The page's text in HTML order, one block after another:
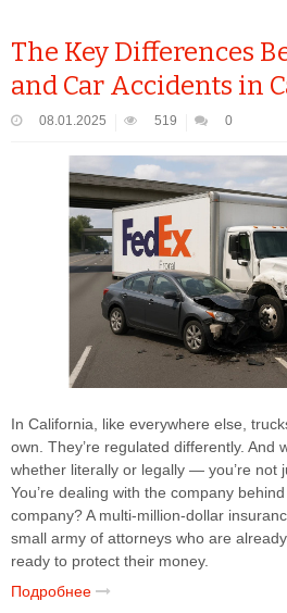
The Key Differences
and Car Accidents in
08.01.2025 519 0
In California, like everywhere else,
own. They’re regulated differently.
whether literally or legally — you’re not
You’re dealing with the company
company? A multi-million-dollar
small army of attorneys who are
ready to protect their money.
Подробнее